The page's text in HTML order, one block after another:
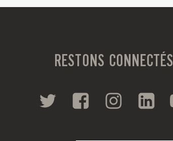
RESTONS CONNECTÉS